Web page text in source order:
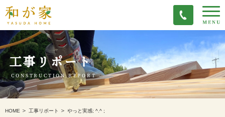
工事リポート
CONSTRUCTION REPORT
HOME 工事リポート やっと実感; ^.^ ;